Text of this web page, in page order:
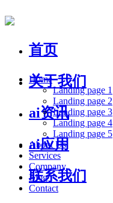
首页
关于我们
ai资讯
ai应用
联系我们
Home
Landing page 1
Landing page 2
Landing page 3
Landing page 4
Landing page 5
About Us
Services
Company
Blog
Contact